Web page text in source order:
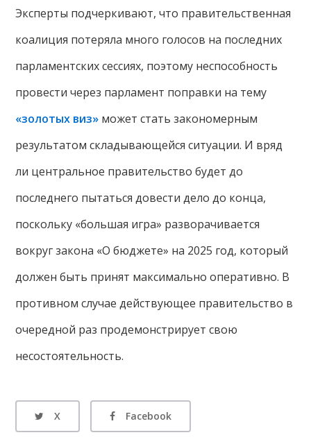
Эксперты подчеркивают, что правительственная
коалиция потеряла много голосов на последних
парламентских сессиях, поэтому неспособность
провести через парламент поправки на тему
«золотых виз» может стать закономерным
результатом складывающейся ситуации. И вряд
ли центральное правительство будет до
последнего пытаться довести дело до конца,
поскольку «большая игра» разворачивается
вокруг закона «О бюджете» на 2025 год, который
должен быть принят максимально оперативно. В
противном случае действующее правительство в
очередной раз продемонстрирует свою
несостоятельность.
X Facebook